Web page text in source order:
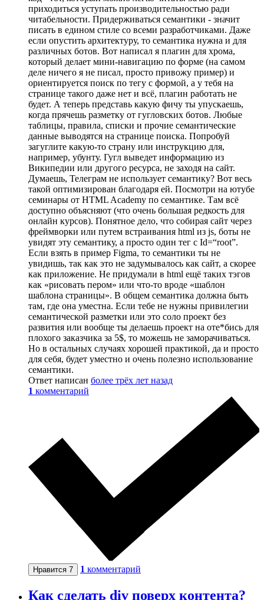
приходиться уступать производительностью ради
читабельности. Придерживаться семантики - значит
писать в едином стиле со всеми разработчиками. Даже
если опустить архитектуру, то семантика нужна и для
различных ботов. Вот написал я плагин для хрома,
который делает мини-навигацию по форме (на самом
деле ничего я не писал, просто привожу пример) и
ориентируется поиск по тегу с формой, а у тебя на
странице такого даже нет и всё, плагин работать не
будет. А теперь представь какую фичу ты упускаешь,
когда прячешь разметку от гугловских ботов. Любые
таблицы, правила, списки и прочие семантические
данные выводятся на странице поиска. Попробуй
загуглите какую-то страну или инструкцию для,
например, убунту. Гугл выведет информацию из
Википедии или другого ресурса, не заходя на сайт.
Думаешь, Телеграм не использует семантику? Вот весь
такой оптимизирован благодаря ей. Посмотри на ютубе
семинары от HTML Academy по семантике. Там всё
доступно объясняют (что очень большая редкость для
онлайн курсов). Понятное дело, что собирая сайт через
фреймворки или путем встраивания html из js, боты не
увидят эту семантику, а просто один тег с Id=“root”.
Если взять в пример Figma, то семантики ты не
увидишь, так как это не задумывалось как сайт, а скорее
как приложение. Не придумали в html ещё таких тэгов
как «рисовать пером» или что-то вроде «шаблон
шаблона страницы». В общем семантика должна быть
там, где она уместна. Если тебе не нужны привилегии
семантической разметки или это соло проект без
развития или вообще ты делаешь проект на оте*бись для
плохого заказчика за 5$, то можешь не заморачиваться.
Но в остальных случаях хорошей практикой, да и просто
для себя, будет уместно и очень полезно использование
семантики.
Ответ написан более трёх лет назад
1 комментарий
Нравится 7 1 комментарий
Как сделать div поверх контента?